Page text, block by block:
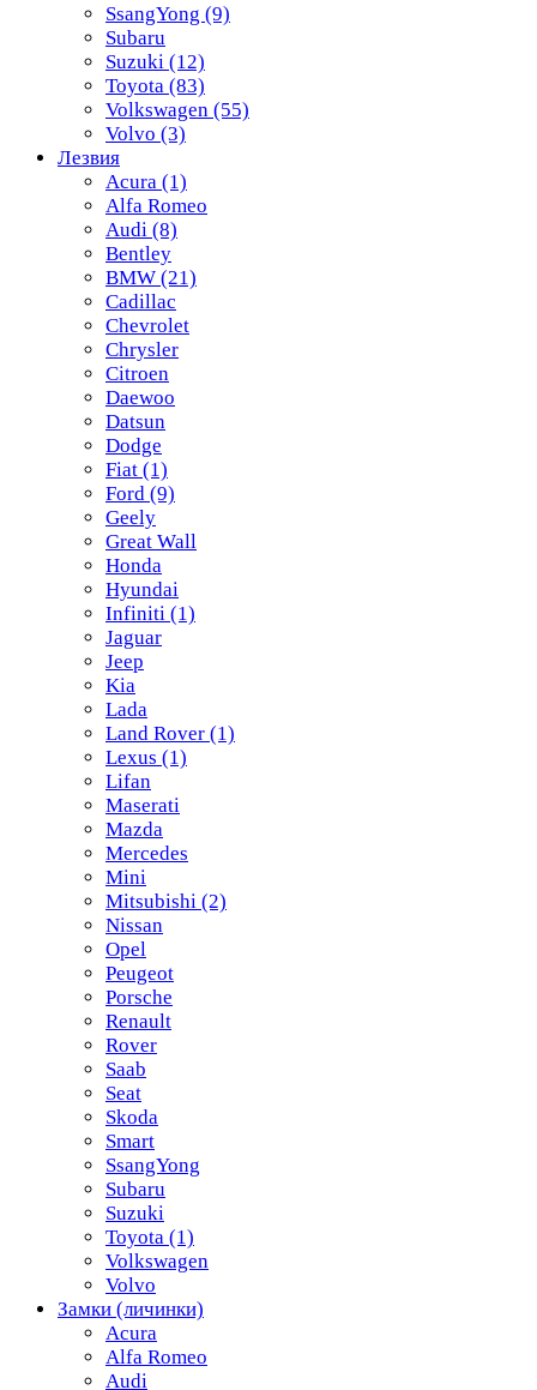
SsangYong (9)
Subaru
Suzuki (12)
Toyota (83)
Volkswagen (55)
Volvo (3)
Лезвия
Acura (1)
Alfa Romeo
Audi (8)
Bentley
BMW (21)
Cadillac
Chevrolet
Chrysler
Citroen
Daewoo
Datsun
Dodge
Fiat (1)
Ford (9)
Geely
Great Wall
Honda
Hyundai
Infiniti (1)
Jaguar
Jeep
Kia
Lada
Land Rover (1)
Lexus (1)
Lifan
Maserati
Mazda
Mercedes
Mini
Mitsubishi (2)
Nissan
Opel
Peugeot
Porsche
Renault
Rover
Saab
Seat
Skoda
Smart
SsangYong
Subaru
Suzuki
Toyota (1)
Volkswagen
Volvo
Замки (личинки)
Acura
Alfa Romeo
Audi